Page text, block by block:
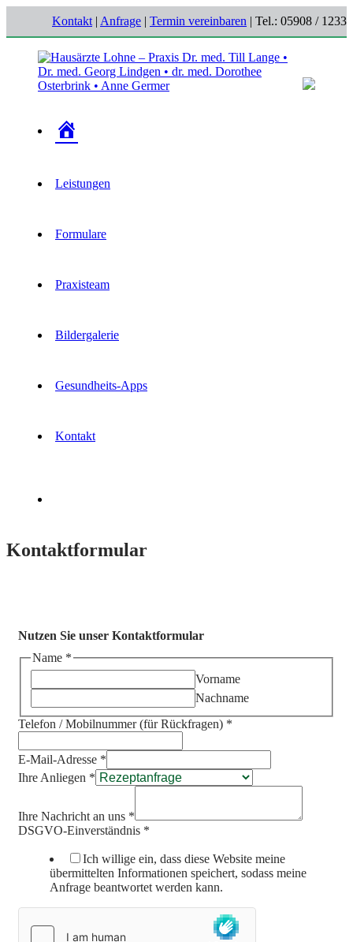
springen
Kontakt | Anfrage | Termin vereinbaren | Tel.: 05908 / 1233
Lohne
Lindgen
Dorothee
Hausärzte
WietmarschenLeistungen
Formulare
Praxisteam
Bildergalerie
Gesundheits-Apps
Kontakt
Kontaktformular
Nutzen Sie unser Kontaktformular
Name *
Vorname
Nachname
Telefon / Mobilnummer (für Rückfragen) *
E-Mail-Adresse *
Ihre Anliegen *
Ihre Nachricht an uns *
DSGVO-Einverständnis *
Ich willige ein, dass diese Website meine
übermittelten Informationen speichert, sodass meine
Anfrage beantwortet werden kann.